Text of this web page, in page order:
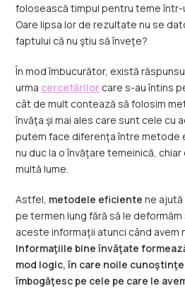
folosească timpul pentru teme într-
Oare lipsa lor de rezultate nu se
faptului că nu ştiu să înveţe?
În mod îmbucurător, există
urma cercetărilor care s-au întins
cât de mult contează să folosim
învăţa şi mai ales care sunt cele cu
putem face diferenţa între metode
nu duc la o învăţare temeinică,
multă lume.
Astfel, metodele eficiente ne
pe termen lung fără să le
aceste informaţii atunci când avem
Informaţiile bine învăţate
mod logic, în care noile
îmbogăţesc pe cele pe care le